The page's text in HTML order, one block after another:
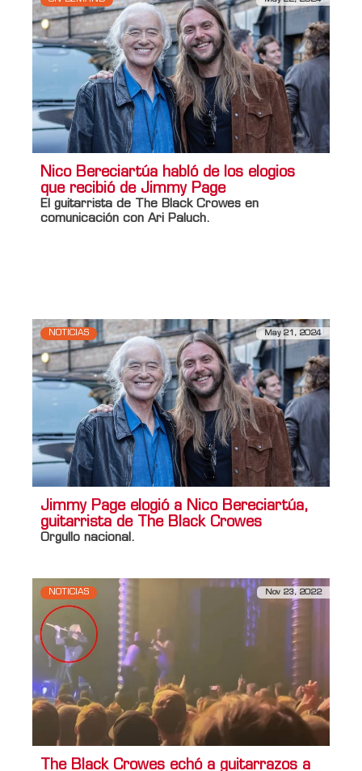
Nico Bereciartúa habló de los elogios
que recibió de Jimmy Page
El guitarrista de The Black Crowes en
comunicación con Ari Paluch.
NOTICIAS May 21, 2024
Jimmy Page elogió a Nico Bereciartúa,
guitarrista de The Black Crowes
Orgullo nacional.
NOTICIAS Nov 23, 2022
The Black Crowes echó a guitarrazos a